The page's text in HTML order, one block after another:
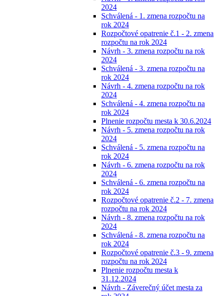
2024
Schválená - 1. zmena rozpočtu na
rok 2024
Rozpočtové opatrenie č.1 - 2. zmena
rozpočtu na rok 2024
Návrh - 3. zmena rozpočtu na rok
2024
Schválená - 3. zmena rozpočtu na
rok 2024
Návrh - 4. zmena rozpočtu na rok
2024
Schválená - 4. zmena rozpočtu na
rok 2024
Plnenie rozpočtu mesta k 30.6.2024
Návrh - 5. zmena rozpočtu na rok
2024
Schválená - 5. zmena rozpočtu na
rok 2024
Návrh - 6. zmena rozpočtu na rok
2024
Schválená - 6. zmena rozpočtu na
rok 2024
Rozpočtové opatrenie č.2 - 7. zmena
rozpočtu na rok 2024
Návrh - 8. zmena rozpočtu na rok
2024
Schválená - 8. zmena rozpočtu na
rok 2024
Rozpočtové opatrenie č.3 - 9. zmena
rozpočtu na rok 2024
Plnenie rozpočtu mesta k
31.12.2024
Návrh - Záverečný účet mesta za